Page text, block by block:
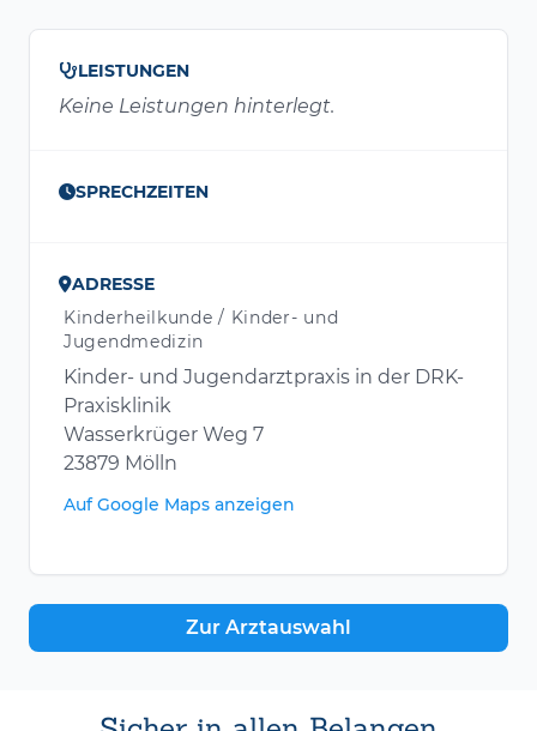
LEISTUNGEN
Keine Leistungen hinterlegt.
SPRECHZEITEN
ADRESSE
Kinderheilkunde / Kinder- und
Jugendmedizin
Kinder- und Jugendarztpraxis in der DRK-
Praxisklinik
Wasserkrüger Weg 7
23879 Mölln
Auf Google Maps anzeigen
Zur Arztauswahl